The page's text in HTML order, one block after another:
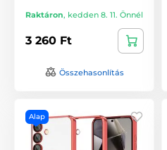
Raktáron, kedden 8. 11. Önnél
3 260 Ft
Összehasonlítás
Alap